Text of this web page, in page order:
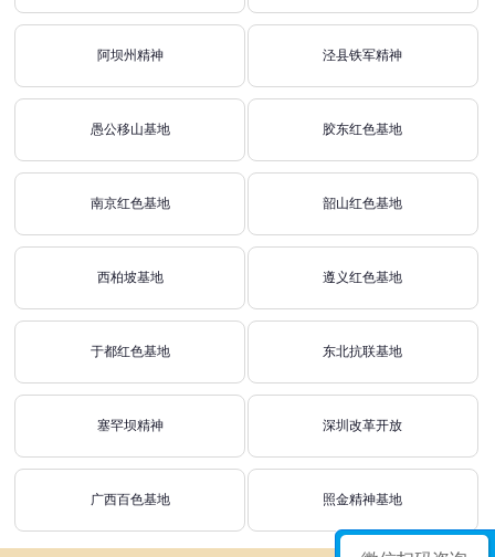
阿坝州精神 泾县铁军精神
愚公移山基地 胶东红色基地
南京红色基地 韶山红色基地
西柏坡基地 遵义红色基地
于都红色基地 东北抗联基地
塞罕坝精神 深圳改革开放
广西百色基地 照金精神基地